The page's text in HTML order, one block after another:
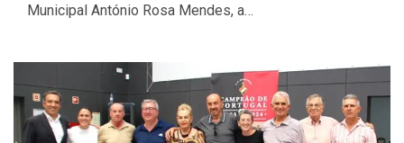
Municipal António Rosa Mendes, a…